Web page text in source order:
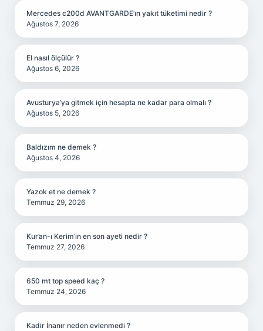
Mercedes c200d AVANTGARDE’ın yakıt tüketimi nedir ?
Ağustos 7, 2026
El nasıl ölçülür ?
Ağustos 6, 2026
Avusturya’ya gitmek için hesapta ne kadar para olmalı ?
Ağustos 5, 2026
Baldızım ne demek ?
Ağustos 4, 2026
Yazok et ne demek ?
Temmuz 29, 2026
Kur’an-ı Kerim’in en son ayeti nedir ?
Temmuz 27, 2026
650 mt top speed kaç ?
Temmuz 24, 2026
Kadir İnanır neden evlenmedi ?